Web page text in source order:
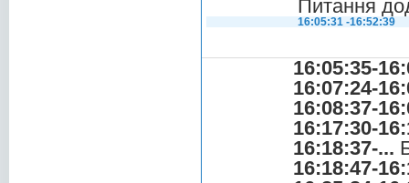
Питання
16:05:31 -16:52:39
16:05:35-
16:07:24-
16:08:37-
16:17:30-
16:18:37-...
16:18:47-